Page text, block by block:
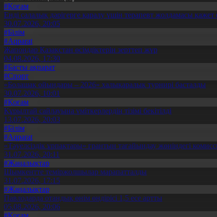
#Қоғам
Енді салалық дәрігерге қаралу үшін терапевт жолдамасы қажет
30.07.2026, 20:05
#Білім
#Aqparat
Жапондар Қазақстан өсімдіктерін зерттеп жүр
04.08.2026, 17:30
#Басты ақпарат
#Спорт
«Болашақ ойындары – 2026» халықаралық турнирі басталды
30.07.2026, 10:01
#Қоғам
Құрылтай сайлауына үміткерлердің тізімі бекітілді
13.07.2026, 20:03
#Білім
#Aqparat
«Тәуелсіздік ұрпақтары» грантын тағайындау жөніндегі
31.07.2026, 20:11
#Жаңалықтар
Шымкентте теміржолшылар марапатталды
31.07.2026, 17:15
#Жаңалықтар
Павлодарда отандық өнім өндірісі 1,5 есе артты
05.08.2026, 20:06